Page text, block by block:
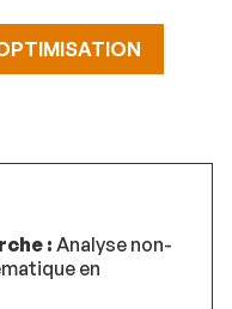
: Analyse non-
en